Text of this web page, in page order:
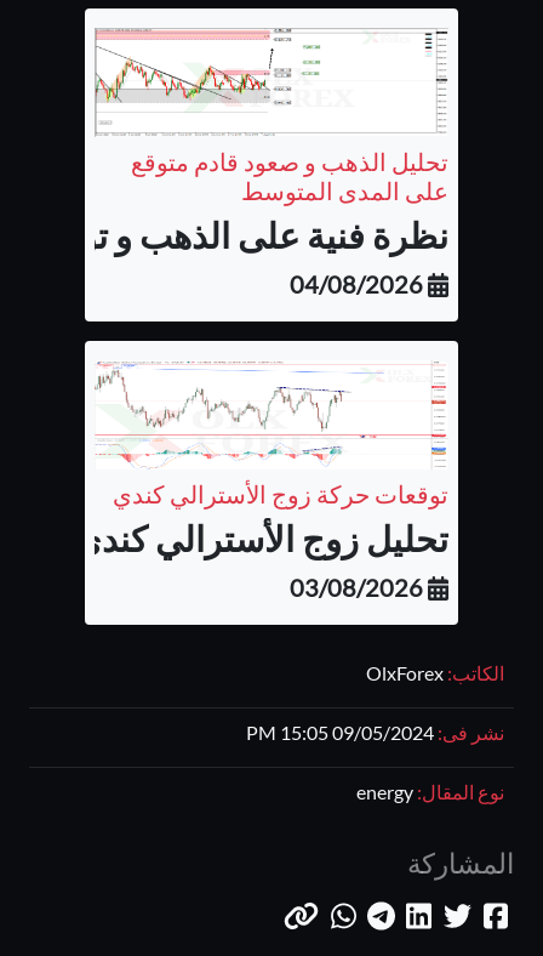
الكاتب: OlxForex
نشر فى: 09/05/2024 15:05 PM
نوع المقال: energy
المشاركة
تحليل الذهب و صعود قادم متوقع
على المدى المتوسط
نظرة فنية على الذهب و توقع
04/08/2026
توقعات حركة زوج الأسترالي كندي
تحليل زوج الأسترالي كندي...
03/08/2026